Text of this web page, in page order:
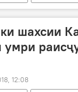
шахсии
умри
12:08